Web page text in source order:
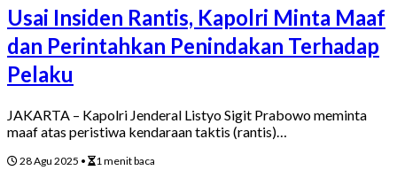
Usai Insiden Rantis, Kapolri Minta Maaf
dan Perintahkan Penindakan Terhadap
Pelaku
JAKARTA – Kapolri Jenderal Listyo Sigit Prabowo meminta
maaf atas peristiwa kendaraan taktis (rantis)…
28 Agu 2025 • 1 menit baca